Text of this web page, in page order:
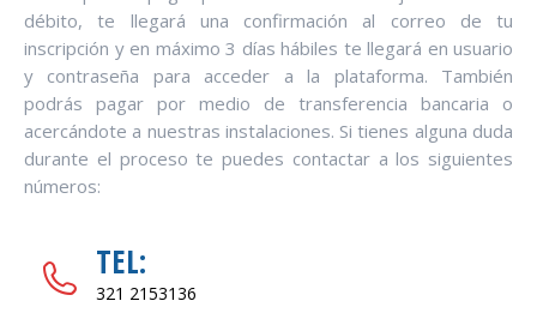
débito, te llegará una confirmación al correo de tu
inscripción y en máximo 3 días hábiles te llegará en usuario
y contraseña para acceder a la plataforma. También
podrás pagar por medio de transferencia bancaria o
acercándote a nuestras instalaciones. Si tienes alguna duda
durante el proceso te puedes contactar a los siguientes
números:
TEL:
321 2153136